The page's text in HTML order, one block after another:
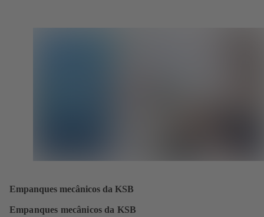
Empanques mecânicos da KSB
Empanques mecânicos da KSB